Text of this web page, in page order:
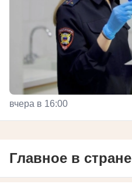
вчера в 16:00
Главное в стране